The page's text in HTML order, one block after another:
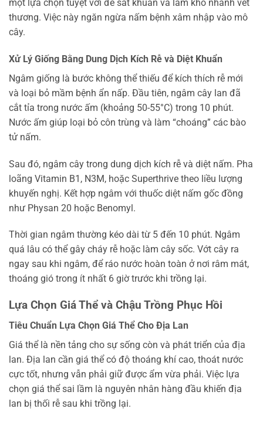
một lựa chọn tuyệt vời để sát khuẩn và làm khô nhanh vết
thương. Việc này ngăn ngừa nấm bệnh xâm nhập vào mô
cây.
Xử Lý Giống Bằng Dung Dịch Kích Rễ và Diệt Khuẩn
Ngâm giống là bước không thể thiếu để kích thích rễ mới
và loại bỏ mầm bệnh ẩn nấp. Đầu tiên, ngâm cây lan đã
cắt tỉa trong nước ấm (khoảng 50-55°C) trong 10 phút.
Nước ấm giúp loại bỏ côn trùng và làm “choáng” các bào
tử nấm.
Sau đó, ngâm cây trong dung dịch kích rễ và diệt nấm. Pha
loãng Vitamin B1, N3M, hoặc Superthrive theo liều lượng
khuyến nghị. Kết hợp ngâm với thuốc diệt nấm gốc đồng
như Physan 20 hoặc Benomyl.
Thời gian ngâm thường kéo dài từ 5 đến 10 phút. Ngâm
quá lâu có thể gây cháy rễ hoặc làm cây sốc. Vớt cây ra
ngay sau khi ngâm, để ráo nước hoàn toàn ở nơi râm mát,
thoáng gió trong ít nhất 6 giờ trước khi trồng lại.
Lựa Chọn Giá Thể và Chậu Trồng Phục Hồi
Tiêu Chuẩn Lựa Chọn Giá Thể Cho Địa Lan
Giá thể là nền tảng cho sự sống còn và phát triển của địa
lan. Địa lan cần giá thể có độ thoáng khí cao, thoát nước
cực tốt, nhưng vẫn phải giữ được ẩm vừa phải. Việc lựa
chọn giá thể sai lầm là nguyên nhân hàng đầu khiến địa
lan bị thối rễ sau khi trồng lại.